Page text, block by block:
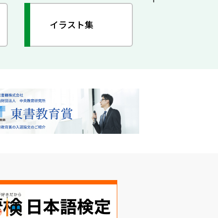
イラスト集